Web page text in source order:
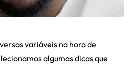
variáveis na hora de
algumas dicas que